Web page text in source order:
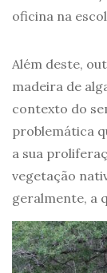
oficina na
Além deste,
madeira de
contexto do
problemática
a sua
vegetação
geralmente, a